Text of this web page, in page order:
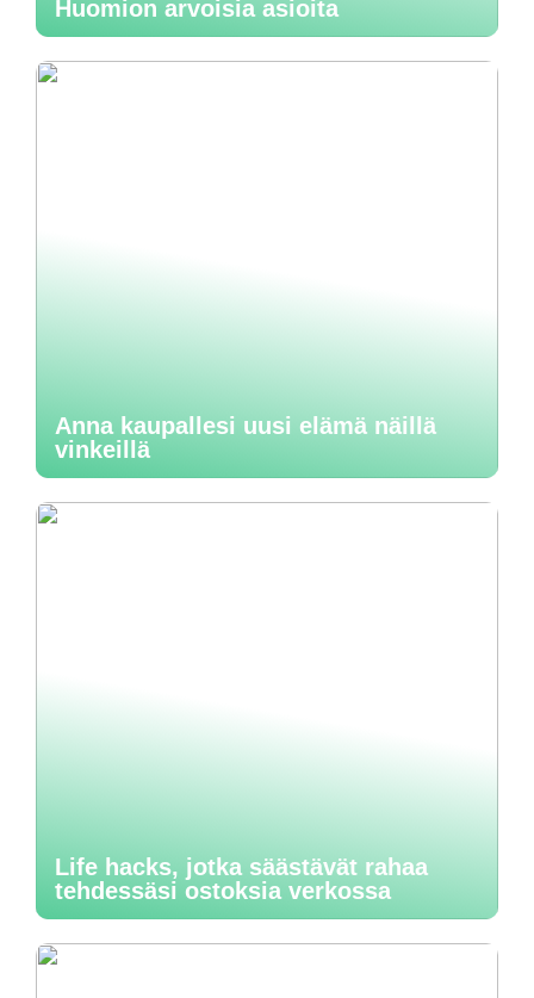
Huomion arvoisia asioita
Anna kaupallesi uusi elämä näillä
vinkeillä
Life hacks, jotka säästävät rahaa
tehdessäsi ostoksia verkossa